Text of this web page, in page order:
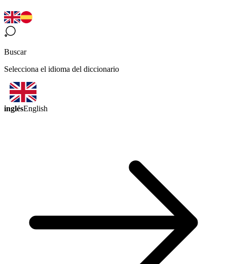
Buscar
Selecciona el idioma del diccionario
inglésEnglish